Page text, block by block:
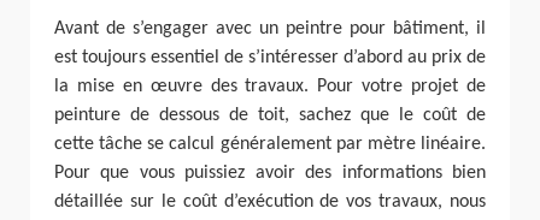
Avant de s’engager avec un peintre pour bâtiment, il
est toujours essentiel de s’intéresser d’abord au prix de
la mise en œuvre des travaux. Pour votre projet de
peinture de dessous de toit, sachez que le coût de
cette tâche se calcul généralement par mètre linéaire.
Pour que vous puissiez avoir des informations bien
détaillée sur le coût d’exécution de vos travaux, nous